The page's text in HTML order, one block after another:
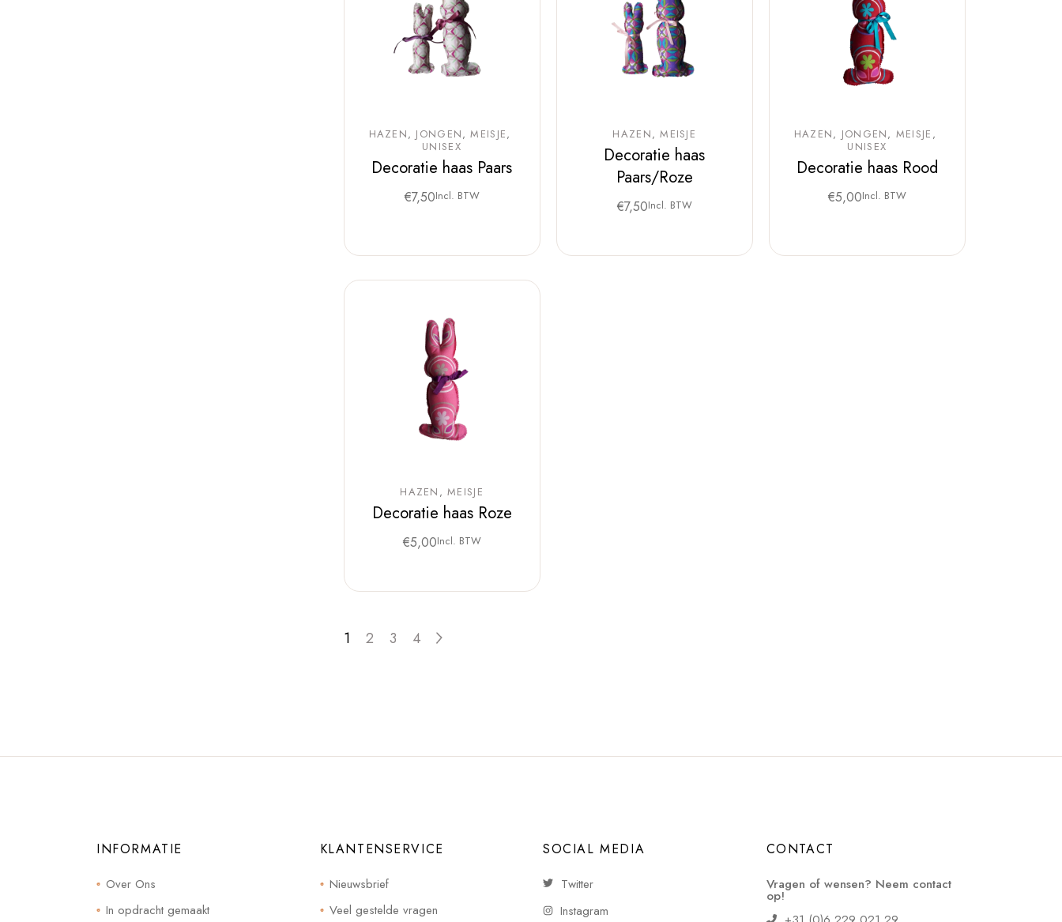
HAZEN JONGEN
MEISJE
UNISEX
Decoratie haas Paars
€7,50Incl. BTW
HAZEN MEISJE
Decoratie haas
Paars/Roze
€7,50Incl. BTW
HAZEN JONGEN
MEISJE
UNISEX
Decoratie haas Rood
€5,00Incl. BTW
HAZEN MEISJE
Decoratie haas Roze
€5,00Incl. BTW
1 2 3 4
INFORMATIE
Over Ons
In opdracht gemaakt
KLANTENSERVICE
Nieuwsbrief
Veel gestelde vragen
SOCIAL MEDIA
Twitter
Instagram
CONTACT
Vragen of wensen? Neem contact
op!